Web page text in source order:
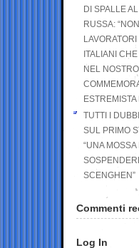
DI SPALLE
RUSSA:
LAVORATORI
ITALIANI
NEL
TUTTI I
SUL PRIMO
“UNA
SCENGHEN”
Commenti
Log In